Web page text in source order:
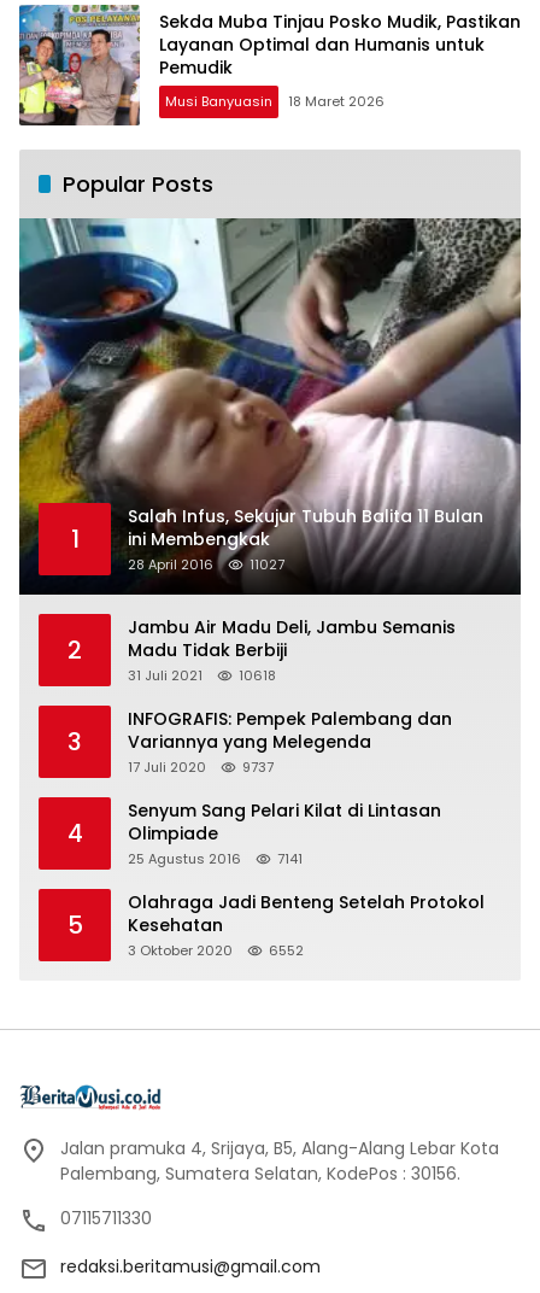
Sekda Muba Tinjau Posko Mudik, Pastikan
Layanan Optimal dan Humanis untuk
Pemudik
Musi Banyuasin 18 Maret 2026
Popular Posts
1
Salah Infus, Sekujur Tubuh Balita 11 Bulan
ini Membengkak
28 April 2016 11027
2
Jambu Air Madu Deli, Jambu Semanis
Madu Tidak Berbiji
31 Juli 2021 10618
3
INFOGRAFIS: Pempek Palembang dan
Variannya yang Melegenda
17 Juli 2020 9737
4
Senyum Sang Pelari Kilat di Lintasan
Olimpiade
25 Agustus 2016 7141
5
Olahraga Jadi Benteng Setelah Protokol
Kesehatan
3 Oktober 2020 6552
Jalan pramuka 4, Srijaya, B5, Alang-Alang Lebar Kota
Palembang, Sumatera Selatan, KodePos : 30156.
07115711330
redaksi.beritamusi@gmail.com